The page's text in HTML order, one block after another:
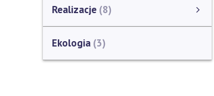
Realizacje 8
Ekologia 3